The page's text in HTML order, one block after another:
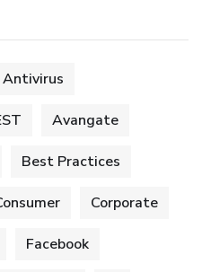
Antivirus
Avangate
Best Practices
Corporate
Facebook